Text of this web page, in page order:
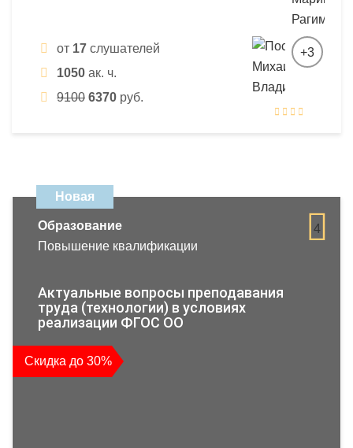
от 17 слушателей
1050 ак. ч.
9100 6370 руб.
+3
Новая
4
Образование
Повышение квалификации
Актуальные вопросы преподавания
труда (технологии) в условиях
реализации ФГОС ОО
Скидка до 30%